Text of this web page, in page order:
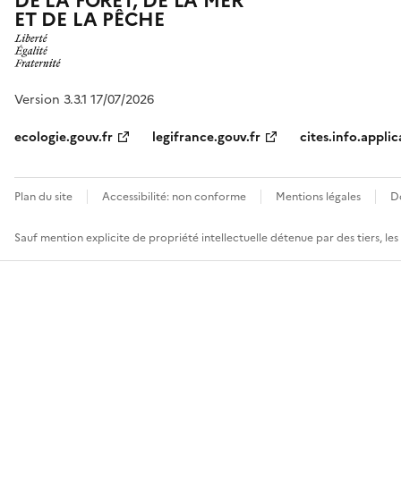
ET DE LA PÊCHE
Version 3.3.1 17/07/2026
ecologie.gouv.fr
legifrance.gouv.fr
Plan du site Accessibilité: non conforme Mentions légales
Sauf mention explicite de propriété intellectuelle détenue par des tiers,